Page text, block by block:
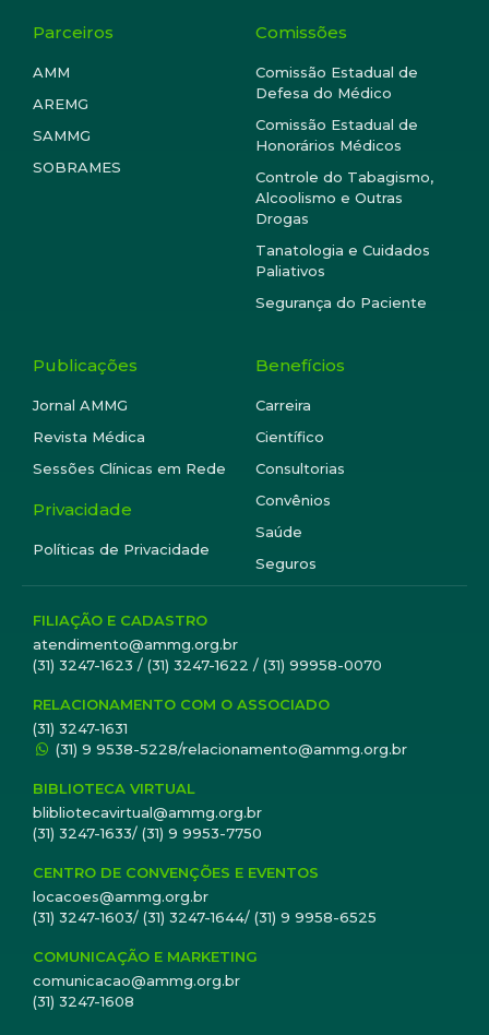
Parceiros
AMM
AREMG
SAMMG
SOBRAMES
Comissões
Comissão Estadual de
Defesa do Médico
Comissão Estadual de
Honorários Médicos
Controle do Tabagismo,
Alcoolismo e Outras
Drogas
Tanatologia e Cuidados
Paliativos
Segurança do Paciente
Publicações
Jornal AMMG
Revista Médica
Sessões Clínicas em Rede
Privacidade
Políticas de Privacidade
Benefícios
Carreira
Científico
Consultorias
Convênios
Saúde
Seguros
FILIAÇÃO E CADASTRO
atendimento@ammg.org.br
(31) 3247-1623 / (31) 3247-1622 / (31) 99958-0070
RELACIONAMENTO COM O ASSOCIADO
(31) 3247-1631
(31) 9 9538-5228/relacionamento@ammg.org.br
BIBLIOTECA VIRTUAL
blibliotecavirtual@ammg.org.br
(31) 3247-1633/ (31) 9 9953-7750
CENTRO DE CONVENÇÕES E EVENTOS
locacoes@ammg.org.br
(31) 3247-1603/ (31) 3247-1644/ (31) 9 9958-6525
COMUNICAÇÃO E MARKETING
comunicacao@ammg.org.br
(31) 3247-1608